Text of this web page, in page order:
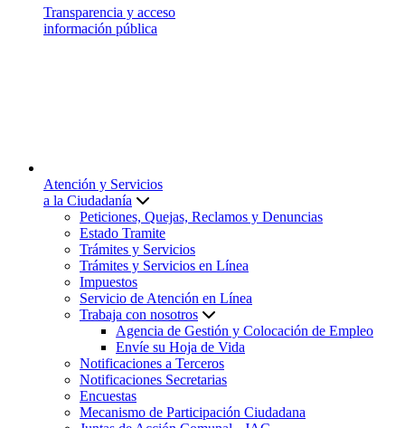
Transparencia y acceso
información pública
Atención y Servicios
a la Ciudadanía
Peticiones, Quejas, Reclamos y Denuncias
Estado Tramite
Trámites y Servicios
Trámites y Servicios en Línea
Impuestos
Servicio de Atención en Línea
Trabaja con nosotros
Agencia de Gestión y Colocación de Empleo
Envíe su Hoja de Vida
Notificaciones a Terceros
Notificaciones Secretarias
Encuestas
Mecanismo de Participación Ciudadana